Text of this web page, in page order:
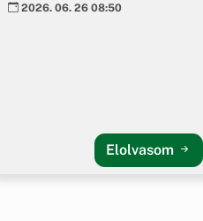
2026. 06. 26 08:50
Elolvasom